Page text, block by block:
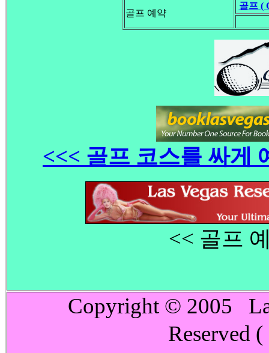
골프 예약
골프 (
<<< 골프 코스를 싸게
<< 골프
Copyright © 2005
Reserved